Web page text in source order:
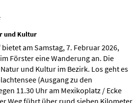
und Kultur
am Samstag, 7. Februar 2026,
Förster eine Wanderung an. Die
und Kultur im Bezirk. Los geht es
(Ausgang zu den
11.30 Uhr am Mexikoplatz / Ecke